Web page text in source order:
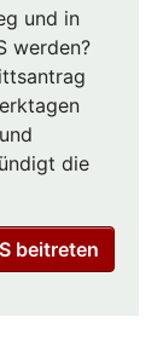
und in
werden?
die
beitreten